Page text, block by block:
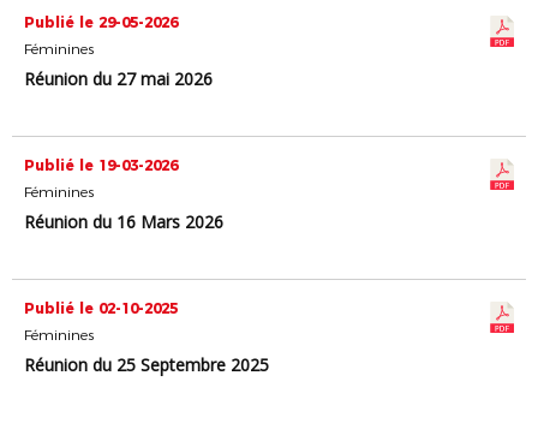
Publié le 29-05-2026
Féminines
Réunion du 27 mai 2026
Publié le 19-03-2026
Féminines
Réunion du 16 Mars 2026
Publié le 02-10-2025
Féminines
Réunion du 25 Septembre 2025